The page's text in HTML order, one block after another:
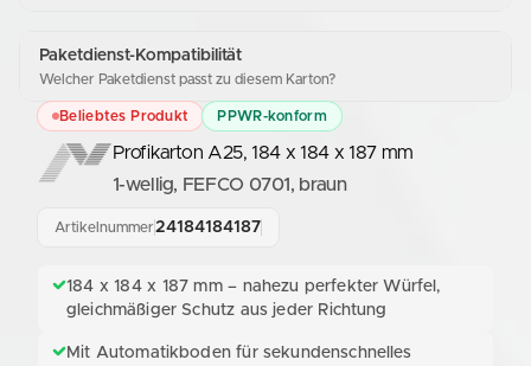
Paketdienst-Kompatibilität
Welcher Paketdienst passt zu diesem Karton?
Beliebtes Produkt PPWR-konform
Profikarton A25, 184 x 184 x 187 mm
1-wellig, FEFCO 0701, braun
Artikelnummer24184184187
184 x 184 x 187 mm – nahezu perfekter Würfel,
gleichmäßiger Schutz aus jeder Richtung
Mit Automatikboden für sekundenschnelles